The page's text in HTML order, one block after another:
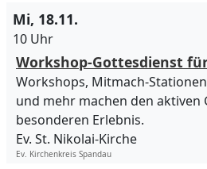
Mi, 18.11.
10 Uhr
Workshop-Gottesdienst
Workshops, Mitmach-
und mehr machen den aktiven
besonderen Erlebnis.
Ev. St. Nikolai-Kirche
Ev. Kirchenkreis Spandau